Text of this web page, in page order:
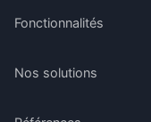
Fonctionnalités
Nos solutions